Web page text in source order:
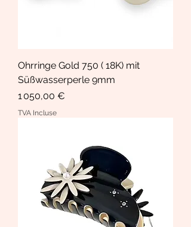
Ohrringe Gold 750 ( 18K) mit
Süßwasserperle 9mm
Prix
1 050,00 €
TVA Incluse